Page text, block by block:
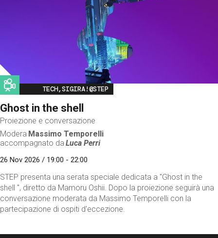
Image
TECH,SIGIRA!@STEP
Ghost in the shell
Proiezione e conversazione
Modera Massimo Temporelli
accompagnato da Luca Perri
26 Nov 2026 / 19:00 - 22:00
STEP presenta una serata speciale dedicata a "Ghost in the
shell ", diretto da Mamoru Oshii. Dopo la proiezione seguirà una
conversazione moderata da Massimo Temporelli con la
partecipazione di ospiti d'eccezione.